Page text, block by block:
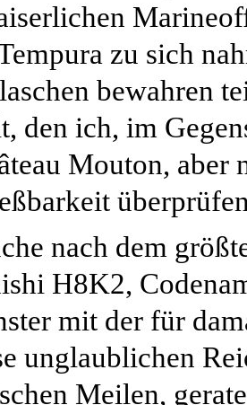
zu sich
bewahren
den ich, im
Mouton, aber
nach dem
H8K2,
mit der für
unglaublichen
Meilen,